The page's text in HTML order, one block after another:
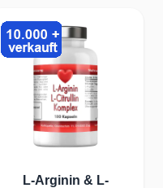
L-Arginin & L-